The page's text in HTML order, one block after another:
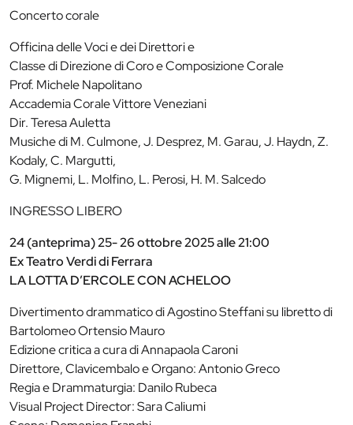
Concerto corale
Officina delle Voci e dei Direttori e
Classe di Direzione di Coro e Composizione Corale
Prof. Michele Napolitano
Accademia Corale Vittore Veneziani
Dir. Teresa Auletta
Musiche di M. Culmone, J. Desprez, M. Garau, J. Haydn, Z.
Kodaly, C. Margutti,
G. Mignemi, L. Molfino, L. Perosi, H. M. Salcedo
INGRESSO LIBERO
24 (anteprima) 25- 26 ottobre 2025 alle 21:00
Ex Teatro Verdi di Ferrara
LA LOTTA D’ERCOLE CON ACHELOO
Divertimento drammatico di Agostino Steffani su libretto di
Bartolomeo Ortensio Mauro
Edizione critica a cura di Annapaola Caroni
Direttore, Clavicembalo e Organo: Antonio Greco
Regia e Drammaturgia: Danilo Rubeca
Visual Project Director: Sara Caliumi